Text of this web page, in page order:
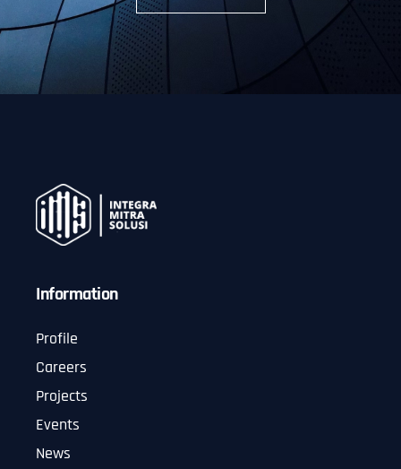
Information
Profile
Careers
Projects
Events
News